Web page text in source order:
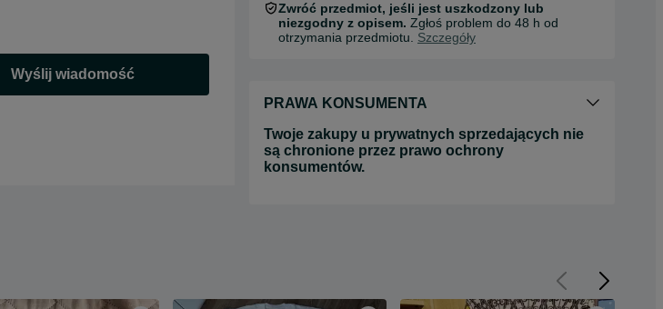
Wyślij wiadomość
Zwróć przedmiot, jeśli jest uszkodzony lub
niezgodny z opisem. Zgłoś problem do 48 h od
otrzymania przedmiotu. Szczegóły
PRAWA KONSUMENTA
Twoje zakupy u prywatnych sprzedających nie
są chronione przez prawo ochrony
konsumentów.